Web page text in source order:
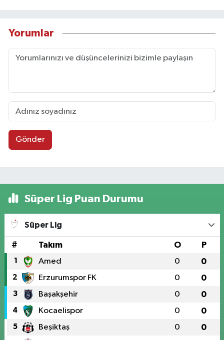
Yorumlar
Gönder
Süper Lig Puan Durumu
Süper Lig
# Takım O P
1 Amed 0 0
2 Erzurumspor FK 0 0
3 Başakşehir 0 0
4 Kocaelispor 0 0
5 Beşiktaş 0 0